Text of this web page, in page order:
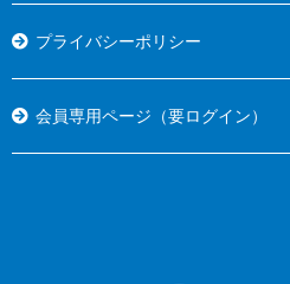
プライバシーポリシー
会員専用ページ（要ログイン）